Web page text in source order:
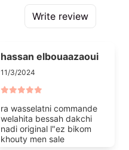
Write review
hassan elbouaazaoui
11/3/2024
ra wasselatni commande
welahita bessah dakchi
nadi original l"ez bikom
khouty men sale